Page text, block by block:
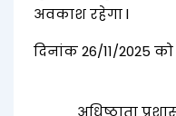
अवकाश रहेगा l
दिनांक 26/11/2025
अधिष्ठाता